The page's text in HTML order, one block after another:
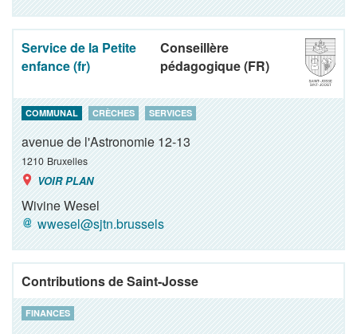
Service de la Petite
enfance (fr)
Conseillère
pédagogique (FR)
COMMUNAL CRÈCHES SERVICES
avenue de l'Astronomie 12-13
1210 Bruxelles
VOIR PLAN
Wivine Wesel
wwesel@sjtn.brussels
Contributions de Saint-Josse
FINANCES